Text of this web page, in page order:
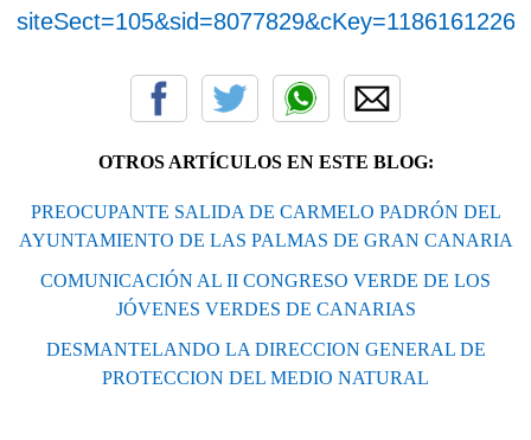
OTROS ARTÍCULOS EN ESTE BLOG:
PREOCUPANTE SALIDA DE CARMELO PADRÓN DEL
AYUNTAMIENTO DE LAS PALMAS DE GRAN CANARIA
COMUNICACIÓN AL II CONGRESO VERDE DE LOS
JÓVENES VERDES DE CANARIAS
DESMANTELANDO LA DIRECCION GENERAL DE
PROTECCION DEL MEDIO NATURAL